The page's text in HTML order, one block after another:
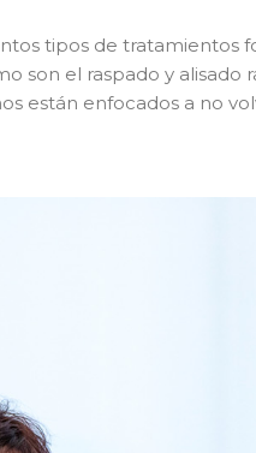
tipos de tratamientos
son el raspado y alisado
están enfocados a no